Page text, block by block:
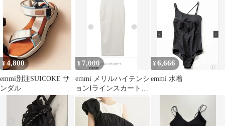
¥4,800
emmi別注SUICOKE サ
ンダル
¥ 7,000
emmi メリルハイテンシ
ョンIラインスカート
白
¥6,666
emmi 水着